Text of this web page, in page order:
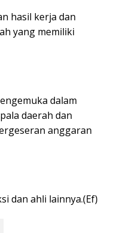
hasil kerja dan
yang memiliki
dalam
daerah dan
anggaran
dan ahli lainnya.(Ef)